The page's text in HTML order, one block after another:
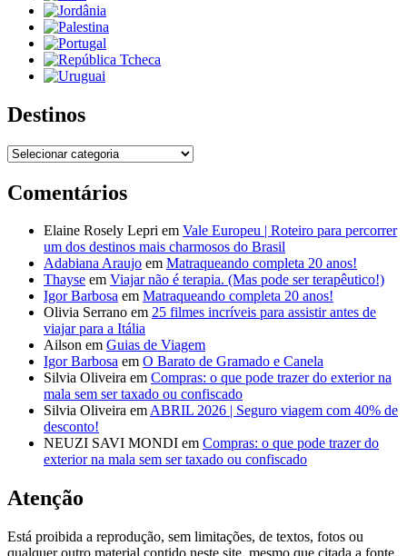
Destinos
Destinos
Comentários
Elaine Rosely Lepri em Vale Europeu | Roteiro para percorrer
um dos destinos mais charmosos do Brasil
Adabiana Araujo em Matraqueando completa 20 anos!
Thayse em Viajar não é terapia. (Mas pode ser terapêutico!)
Igor Barbosa em Matraqueando completa 20 anos!
Olivia Serrano em 25 filmes incríveis para assistir antes de
viajar para a Itália
Ailson em Guias de Viagem
Igor Barbosa em O Barato de Gramado e Canela
Silvia Oliveira em Compras: o que pode trazer do exterior na
mala sem ser taxado ou confiscado
Silvia Oliveira emABRIL 2026 | Seguro viagem com 40% de
desconto!
NEUZI SAVI MONDI em Compras: o que pode trazer do
exterior na mala sem ser taxado ou confiscado
Atenção
Está proibida a reprodução, sem limitações, de textos, fotos ou